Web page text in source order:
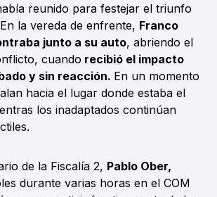
reunido para festejar el triunfo
la vereda de enfrente, Franco
junto a su auto, abriendo el
cuando recibió el impacto
y sin reacción. En un momento
hacia el lugar donde estaba el
los inadaptados continúan
de la Fiscalía 2, Pablo Ober,
durante varias horas en el COM